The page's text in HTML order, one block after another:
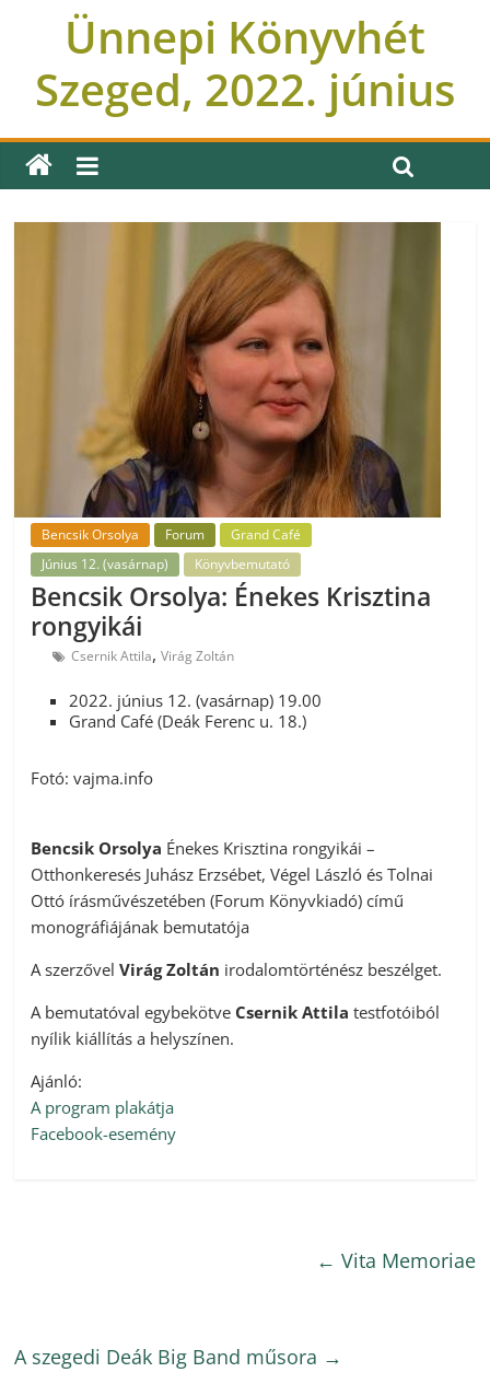
Ünnepi Könyvhét
Szeged, 2022. június
Bencsik Orsolya Forum
Grand Café
Június 12. (vasárnap)
Könyvbemutató
Bencsik Orsolya: Énekes Krisztina
rongyikái
Csernik Attila,Virág Zoltán
2022. június 12. (vasárnap) 19.00
Grand Café (Deák Ferenc u. 18.)
Fotó: vajma.info
Bencsik Orsolya Énekes Krisztina rongyikái –
Otthonkeresés Juhász Erzsébet, Végel László és Tolnai
Ottó írásművészetében (Forum Könyvkiadó) című
monográfiájának bemutatója
A szerzővelVirág Zoltán irodalomtörténész beszélget.
A bemutatóval egybekötve Csernik Attila testfotóiból
nyílik kiállítás a helyszínen.
Ajánló:
A program plakátja
Facebook-esemény
← Vita Memoriae
A szegedi Deák Big Band műsora →